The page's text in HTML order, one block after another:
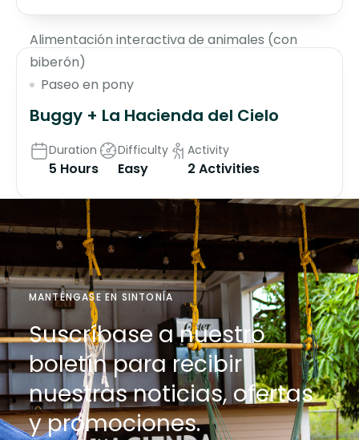
Alimentación interactiva de animales (con
biberón)
Paseo en pony
Buggy + La Hacienda del Cielo
Duration
5 Hours
Difficulty
Easy
Activity
2 Activities
MANTÉNGASE EN SINTONÍA
Suscríbase a nuestro
boletín para recibir
nuestras noticias, ofertas
y promociones.